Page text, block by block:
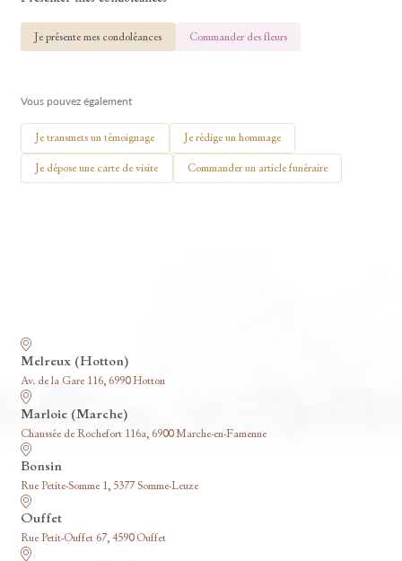
Je présente mes condoléances Commander des fleurs
Vous pouvez également
Je transmets un témoignage Je rédige un hommage
Je dépose une carte de visite Commander un article funéraire
Melreux (Hotton)
Av. de la Gare 116, 6990 Hotton
Marloie (Marche)
Chaussée de Rochefort 116a, 6900 Marche-en-Famenne
Bonsin
Rue Petite-Somme 1, 5377 Somme-Leuze
Ouffet
Rue Petit-Ouffet 67, 4590 Ouffet